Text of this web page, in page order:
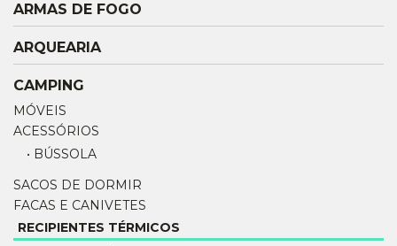
ARMAS DE FOGO
ARQUEARIA
CAMPING
MÓVEIS
ACESSÓRIOS
• BÚSSOLA
SACOS DE DORMIR
FACAS E CANIVETES
RECIPIENTES TÉRMICOS